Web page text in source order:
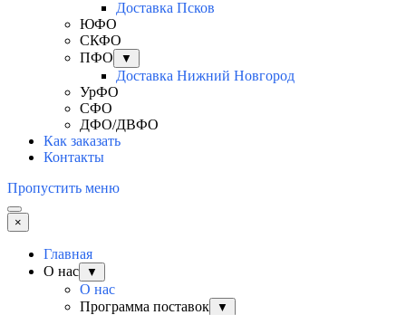
Доставка Псков
ЮФО
СКФО
ПФО
▼
Доставка Нижний Новгород
УрФО
СФО
ДФО/ДВФО
Как заказать
Контакты
Пропустить меню
×
Главная
О нас
▼
О нас
Программа поставок
▼